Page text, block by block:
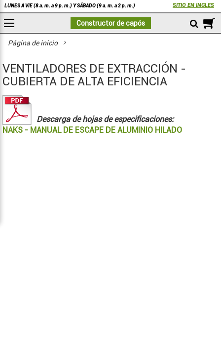
LUNES A VIE (8 a. m. a 9 p. m.) Y SÁBADO (9 a. m. a 2 p. m.) SITIO EN INGLES
Constructor de capós
Página de inicio
COMPRAR
Aficionados
Ventiladores de extracción
Extractores de aire de transmisión directa de alta eficiencia para
VENTILADORES DE EXTRACCIÓN -
CUBIERTA DE ALTA EFICIENCIA
Descarga de hojas de especificaciones:
NAKS - MANUAL DE ESCAPE DE ALUMINIO HILADO